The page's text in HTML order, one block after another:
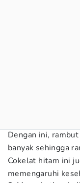
Dengan ini,
banyak sehingga
Cokelat hitam ini
memengaruhi